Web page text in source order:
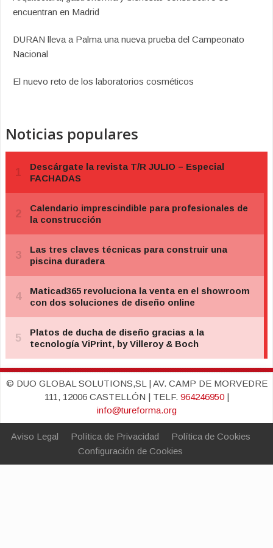
encuentran en Madrid
DURAN lleva a Palma una nueva prueba del Campeonato
Nacional
El nuevo reto de los laboratorios cosméticos
Noticias populares
© DUO GLOBAL SOLUTIONS,SL | AV. CAMP DE MORVEDRE
111, 12006 CASTELLÓN | TELF. 964246950|
info@tureforma.org
Aviso Legal Política de Privacidad
Política de Cookies
Configuración de Cookies